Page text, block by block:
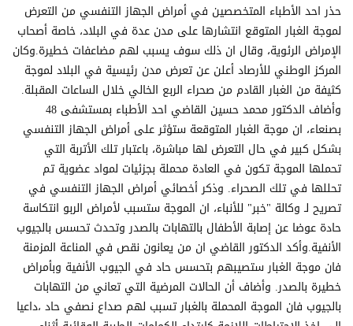
حذر احد الأطباء المتخصصين في أمراض الجهاز التنفسي من التعرض
لموجة الغبار المتوقع انتشارها على مدن عدة في البلاد، خاصة أصحاب
الإمراض الرئوية، وقال ان ذلك سوف يسبب لهم مضاعفات خطيرة.وكان
المركز الوطني للأرصاد أعلن عن تعرض مدن رئيسية في البلاد لموجة
كثيفة من الغبار القادم من صحراء الربع الخالي خلال الساعات المقبلة.
وأضاف الدكتور محمد حسين القاضي احد الأطباء بمستشفى 48
بصنعاء، ان موجة الغبار المتوقعة ستؤثر على أمراض الجهاز التنفسي
بشكل كبير في حال التعرض لها مباشرة، باعتبار تلك الأتربة التي
تحملها الموجة تكون في العادة محملة بجزئيات لمواد عضوية تم
تحللها في تلك الصحراء. وذكر أخصائي أمراض الجهاز التنفسي في
تصريح لـ وكالة "خبر" للأنباء، ان الموجة ستسبب لأمراض الربو انتكاسة
حادة عوضا عن إصابة الأطفال بالتهابات بالصدر وتحدث تحسس بالجيوب
الأنفية.وأكد الدكتور القاضي ان من يعانون نقص في المناعة المزمنة
فان موجة الغبار ستصيبهم بتحسس حاد في الجيوب الأنفية وبأمراض
خطيرة بالصدر. وأضاف أن الحالات المرضية التي تعاني من التهابات
بالجيوب فان الموجة المحملة بالغبار تسبب لهم صداع نصفي حاد ،داعيا